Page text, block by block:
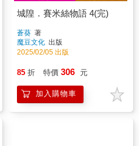
城隍．賽米絲物語 4(完)
蒼葵 著
魔豆文化 出版
2025/02/05 出版
85 折 特價 306 元
加入購物車